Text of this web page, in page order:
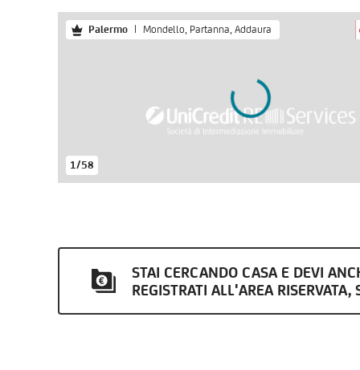
Palermo Mondello, Partanna, Addaura
1/58
STAI CERCANDO CASA E DEVI
REGISTRATI ALL'AREA